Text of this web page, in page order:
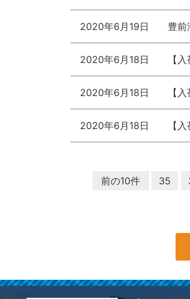
2020年6月19日 豊前
2020年6月18日 【
2020年6月18日 【
2020年6月18日 【
前の10件 35